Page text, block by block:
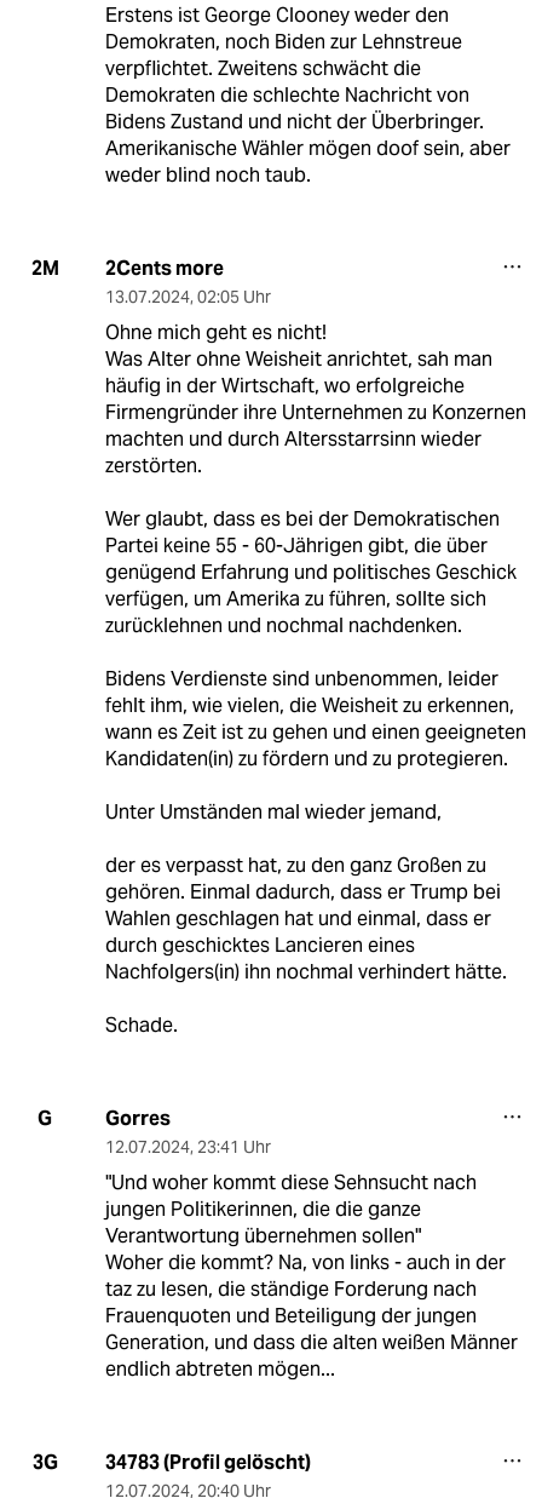
Erstens ist George Clooney weder den
Demokraten, noch Biden zur Lehnstreue
verpflichtet. Zweitens schwächt die
Demokraten die schlechte Nachricht von
Bidens Zustand und nicht der Überbringer.
Amerikanische Wähler mögen doof sein, aber
weder blind noch taub.
2M 2Cents more
13.07.2024, 02:05 Uhr
Ohne mich geht es nicht!
Was Alter ohne Weisheit anrichtet, sah man
häufig in der Wirtschaft, wo erfolgreiche
Firmengründer ihre Unternehmen zu Konzernen
machten und durch Altersstarrsinn wieder
zerstörten.
Wer glaubt, dass es bei der Demokratischen
Partei keine 55 - 60-Jährigen gibt, die über
genügend Erfahrung und politisches Geschick
verfügen, um Amerika zu führen, sollte sich
zurücklehnen und nochmal nachdenken.
Bidens Verdienste sind unbenommen, leider
fehlt ihm, wie vielen, die Weisheit zu erkennen,
wann es Zeit ist zu gehen und einen geeigneten
Kandidaten(in) zu fördern und zu protegieren.
Unter Umständen mal wieder jemand,
der es verpasst hat, zu den ganz Großen zu
gehören. Einmal dadurch, dass er Trump bei
Wahlen geschlagen hat und einmal, dass er
durch geschicktes Lancieren eines
Nachfolgers(in) ihn nochmal verhindert hätte.
Schade.
G Gorres
12.07.2024, 23:41 Uhr
"Und woher kommt diese Sehnsucht nach
jungen Politikerinnen, die die ganze
Verantwortung übernehmen sollen"
Woher die kommt? Na, von links - auch in der
taz zu lesen, die ständige Forderung nach
Frauenquoten und Beteiligung der jungen
Generation, und dass die alten weißen Männer
endlich abtreten mögen...
3G 34783 (Profil gelöscht)
12.07.2024, 20:40 Uhr